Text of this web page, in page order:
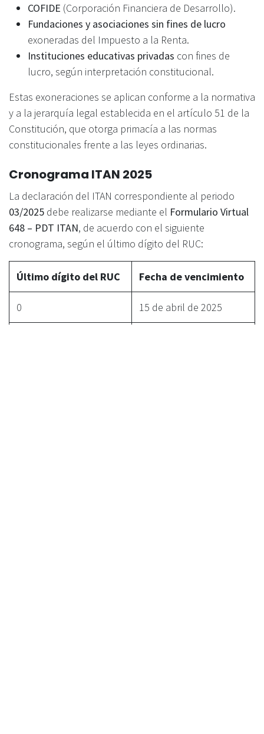
COFIDE (Corporación Financiera de Desarrollo).
Fundaciones y asociaciones sin fines de lucro
exoneradas del Impuesto a la Renta.
Instituciones educativas privadas con fines de
lucro, según interpretación constitucional.
Estas exoneraciones se aplican conforme a la normativa
y a la jerarquía legal establecida en el artículo 51 de la
Constitución, que otorga primacía a las normas
constitucionales frente a las leyes ordinarias.
Cronograma ITAN 2025
La declaración del ITAN correspondiente al periodo
03/2025 debe realizarse mediante el Formulario Virtual
648 – PDT ITAN, de acuerdo con el siguiente
cronograma, según el último dígito del RUC:
Último dígito del RUC Fecha de vencimiento
0 15 de abril de 2025